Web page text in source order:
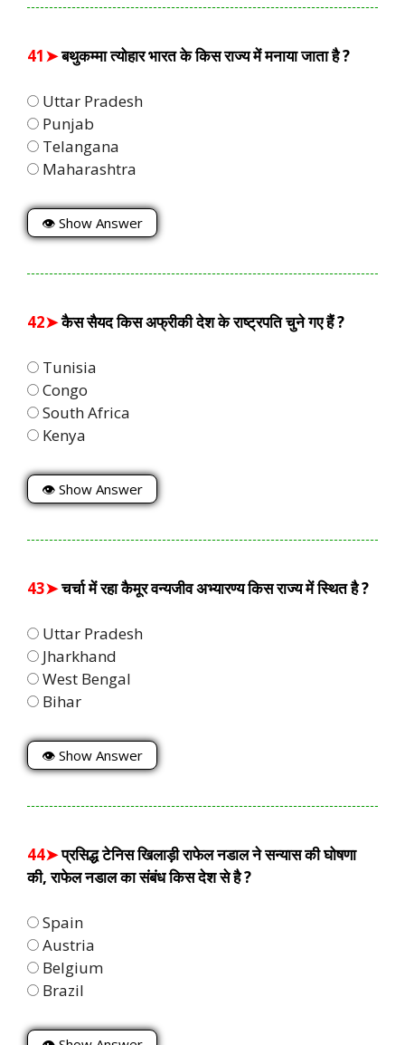
41➤बथुकम्मा त्योहार भारत के किस राज्य में मनाया जाता है ?
Uttar Pradesh
Punjab
Telangana
Maharashtra
👁 Show Answer
42➤कैस सैयद किस अफ्रीकी देश के राष्ट्रपति चुने गए हैं ?
Tunisia
Congo
South Africa
Kenya
👁 Show Answer
43➤चर्चा में रहा कैमूर वन्यजीव अभ्यारण्य किस राज्य में स्थित है ?
Uttar Pradesh
Jharkhand
West Bengal
Bihar
👁 Show Answer
44➤प्रसिद्ध टेनिस खिलाड़ी राफेल नडाल ने सन्यास की घोषणा
की, राफेल नडाल का संबंध किस देश से है ?
Spain
Austria
Belgium
Brazil